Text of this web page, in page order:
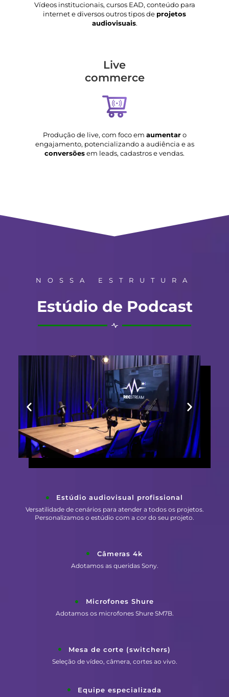
Vídeos institucionais, cursos EAD, conteúdo para
internet e diversos outros tipos de projetos
audiovisuais.
Live
commerce
Produção de live, com foco em aumentaro
engajamento, potencializando a audiência e as
conversõesem leads, cadastros e vendas.
NOSSA ESTRUTURA
Estúdio de Podcast
Estúdio audiovisual profissional
Versatilidade de cenários para atender a todos os projetos.
Personalizamos o estúdio com a cor do seu projeto.
Câmeras 4k
Adotamos as queridas Sony.
Microfones Shure
Adotamos os microfones Shure SM7B.
Mesa de corte (switchers)
Seleção de vídeo, câmera, cortes ao vivo.
Equipe especializada